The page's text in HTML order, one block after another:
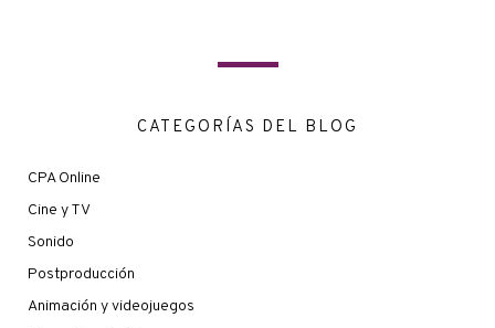
CATEGORÍAS DEL BLOG
CPA Online
Cine y TV
Sonido
Postproducción
Animación y videojuegos